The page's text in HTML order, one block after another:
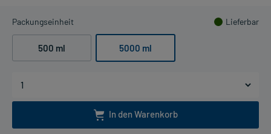
Packungseinheit Lieferbar
500 ml 5000 ml
In den Warenkorb